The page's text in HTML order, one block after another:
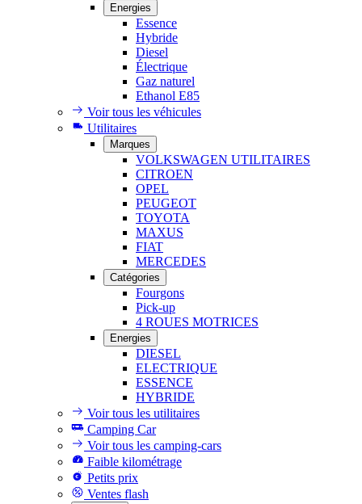
Energies
Essence
Hybride
Diesel
Électrique
Gaz naturel
Ethanol E85
Voir tous les véhicules
Utilitaires
Marques
VOLKSWAGEN UTILITAIRES
CITROEN
OPEL
PEUGEOT
TOYOTA
MAXUS
FIAT
MERCEDES
Catégories
Fourgons
Pick-up
4 ROUES MOTRICES
Energies
DIESEL
ELECTRIQUE
ESSENCE
HYBRIDE
Voir tous les utilitaires
Camping Car
Voir tous les camping-cars
Faible kilométrage
Petits prix
Ventes flash